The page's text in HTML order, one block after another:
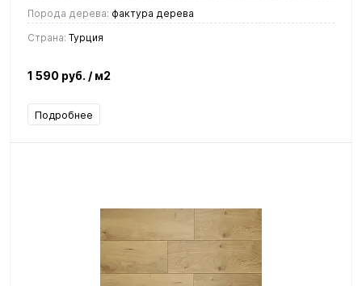
Порода дерева: фактура дерева
Страна: Турция
1 590 руб. / м2
Подробнее